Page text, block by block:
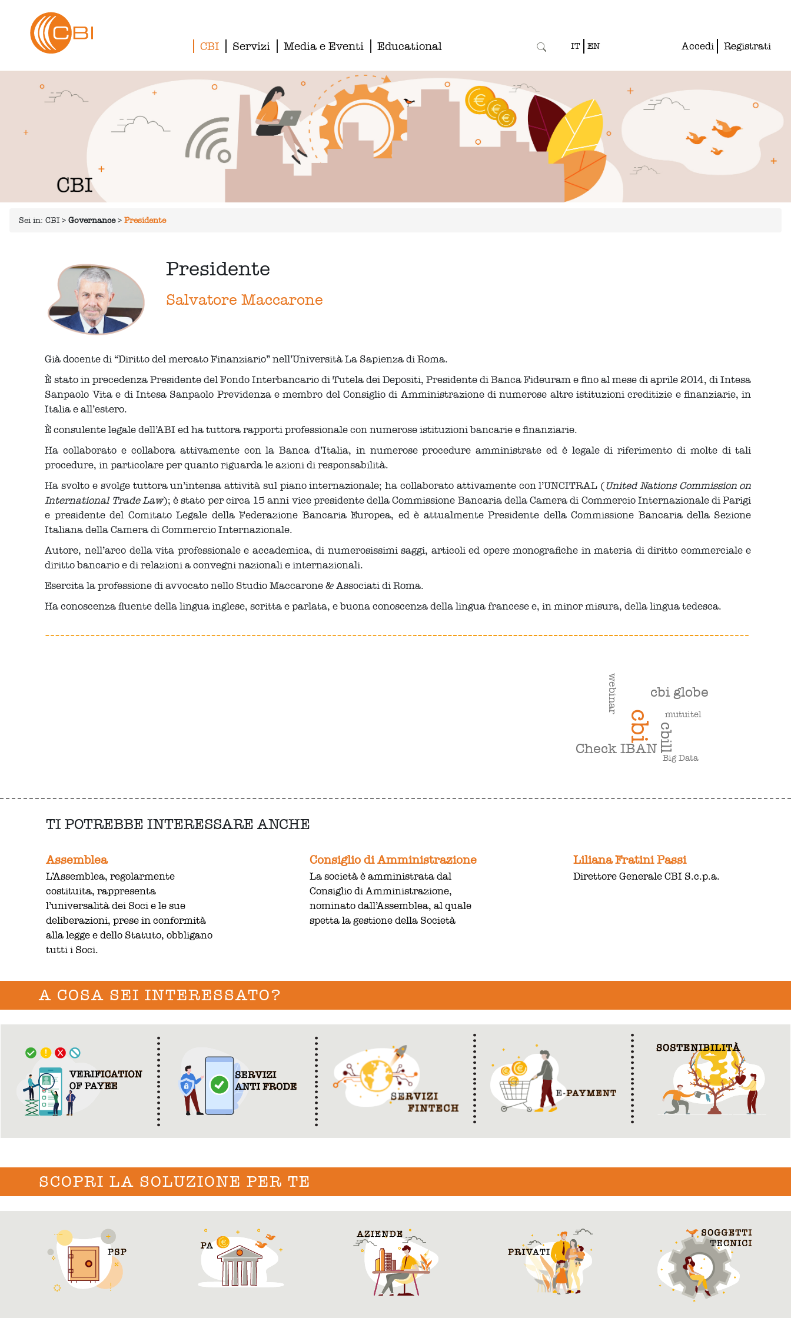
CBI Servizi Media e Eventi Educational IT EN Accedi Registrati
Sei in: CBI > Governance > Presidente
Presidente
Salvatore Maccarone
Già docente di “Diritto del mercato Finanziario” nell’Università La Sapienza di Roma.
È stato in precedenza Presidente del Fondo Interbancario di Tutela dei Depositi, Presidente di Banca Fideuram e fino al mese di aprile 2014, di Intesa
Sanpaolo Vita e di Intesa Sanpaolo Previdenza e membro del Consiglio di Amministrazione di numerose altre istituzioni creditizie e finanziarie, in
Italia e all’estero.
È consulente legale dell’ABI ed ha tuttora rapporti professionale con numerose istituzioni bancarie e finanziarie.
Ha collaborato e collabora attivamente con la Banca d’Italia, in numerose procedure amministrate ed è legale di riferimento di molte di tali
procedure, in particolare per quanto riguarda le azioni di responsabilità.
Ha svolto e svolge tuttora un’intensa attività sul piano internazionale; ha collaborato attivamente con l’UNCITRAL (United Nations Commission on
International Trade Law); è stato per circa 15 anni vice presidente della Commissione Bancaria della Camera di Commercio Internazionale di Parigi
e presidente del Comitato Legale della Federazione Bancaria Europea, ed è attualmente Presidente della Commissione Bancaria della Sezione
Italiana della Camera di Commercio Internazionale.
Autore, nell’arco della vita professionale e accademica, di numerosissimi saggi, articoli ed opere monografiche in materia di diritto commerciale e
diritto bancario e di relazioni a convegni nazionali e internazionali.
Esercita la professione di avvocato nello Studio Maccarone & Associati di Roma.
Ha conoscenza fluente della lingua inglese, scritta e parlata, e buona conoscenza della lingua francese e, in minor misura, della lingua tedesca.
cbi cbill
cbi globe
Check IBAN
webinar
mutuitel
Big Data
TI POTREBBE INTERESSARE ANCHE
Assemblea
L’Assemblea, regolarmente
costituita, rappresenta
l’universalità dei Soci e le sue
deliberazioni, prese in conformità
alla legge e dello Statuto, obbligano
tutti i Soci.
Consiglio di Amministrazione
La società è amministrata dal
Consiglio di Amministrazione,
nominato dall’Assemblea, al quale
spetta la gestione della Società
Liliana Fratini Passi
Direttore Generale CBI S.c.p.a.
A COSA SEI INTERESSATO?
SCOPRI LA SOLUZIONE PER TE